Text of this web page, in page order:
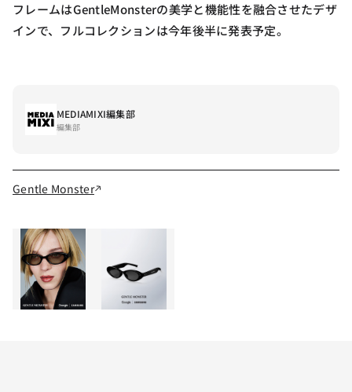
フレームはGentleMonsterの美学と機能性を融合させたデザ
インで、フルコレクションは今年後半に発表予定。
MEDIAMIXI編集部
編集部
Gentle Monster